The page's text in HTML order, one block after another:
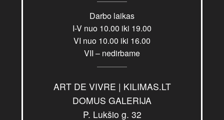
Darbo laikas
I-V nuo 10.00 iki 19.00
VI nuo 10.00 iki 16.00
VII – nedirbame
ART DE VIVRE | KILIMAS.LT
DOMUS GALERIJA
P. Lukšio g. 32